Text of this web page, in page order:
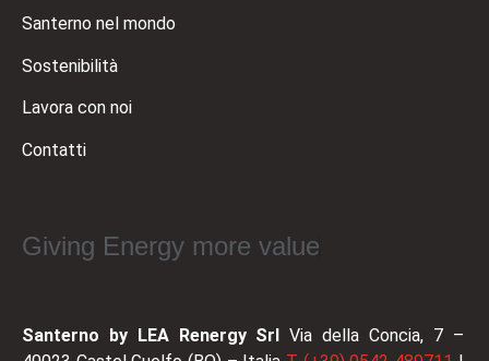
Santerno nel mondo
Sostenibilità
Lavora con noi
Contatti
Giving Energy more value
Santerno by LEA Renergy SrlVia della Concia, 7 –